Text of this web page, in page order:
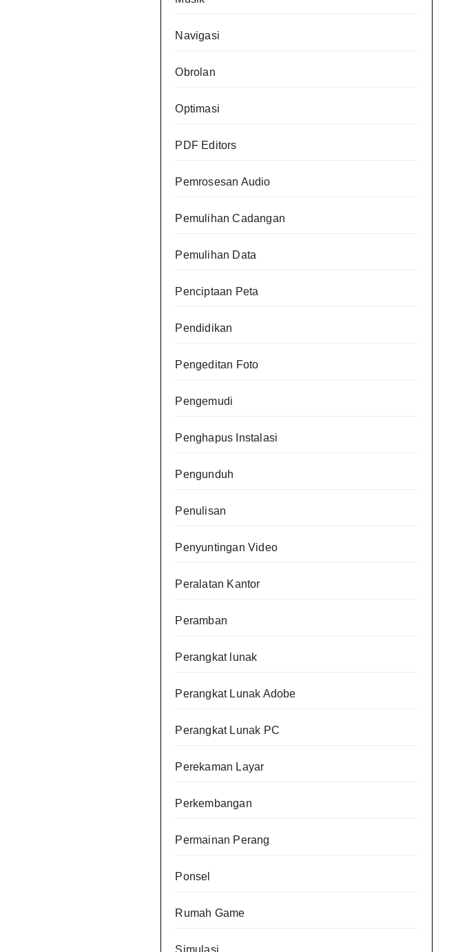
Navigasi
Obrolan
Optimasi
PDF Editors
Pemrosesan Audio
Pemulihan Cadangan
Pemulihan Data
Penciptaan Peta
Pendidikan
Pengeditan Foto
Pengemudi
Penghapus Instalasi
Pengunduh
Penulisan
Penyuntingan Video
Peralatan Kantor
Peramban
Perangkat lunak
Perangkat Lunak Adobe
Perangkat Lunak PC
Perekaman Layar
Perkembangan
Permainan Perang
Ponsel
Rumah Game
Simulasi